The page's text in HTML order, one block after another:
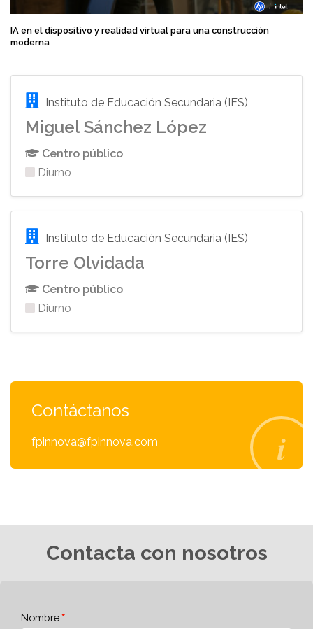
IA en el dispositivo y realidad virtual para una construcción
moderna
Instituto de Educación Secundaria (IES)
Miguel Sánchez López
Centro público
Diurno
Instituto de Educación Secundaria (IES)
Torre Olvidada
Centro público
Diurno
Contáctanos
fpinnova@fpinnova.com
Contacta con nosotros
Nombre